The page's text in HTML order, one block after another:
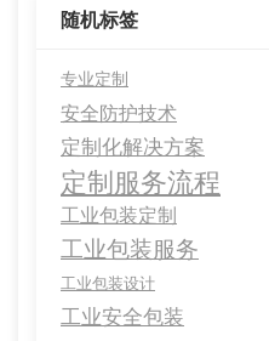
随机标签
专业定制
安全防护技术
定制化解决方案
定制服务流程
工业包装定制
工业包装服务
工业包装设计
工业安全包装